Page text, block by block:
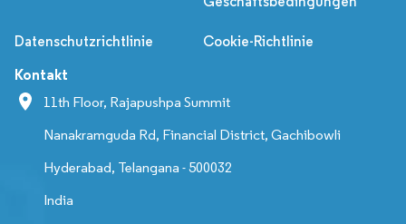
Datenschutzrichtlinie Cookie-Richtlinie
Kontakt
11th Floor, Rajapushpa Summit
Nanakramguda Rd, Financial District, Gachibowli
Hyderabad, Telangana - 500032
India